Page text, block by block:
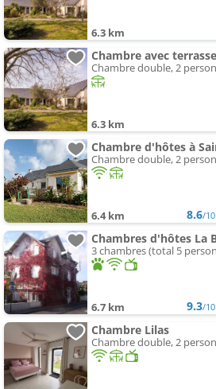
6.3 km
Chambre double, 2
6.3 km
Chambre d'hôtes à
Chambre double, 2
6.4 km 8.6/10
Chambres d'hôtes La
3 chambres (total 5
6.7 km 9.3/10
Chambre Lilas
Chambre double, 2